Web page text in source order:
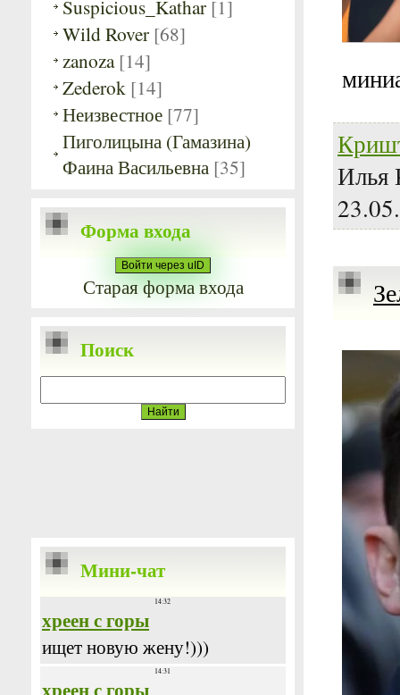
Suspicious_Kathar [1]
Wild Rover [68]
zanoza [14]
Zederok [14]
Неизвестное [77]
Пиголицына (Гамазина)
Фаина Васильевна [35]
Форма входа
Войти через uID
Старая форма входа
Поиск
Мини-чат
Илья